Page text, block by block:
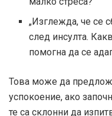
„Изглежда, че се
след инсулта.
помогна да се
Това може да
успокоение, ако
те са склонни да